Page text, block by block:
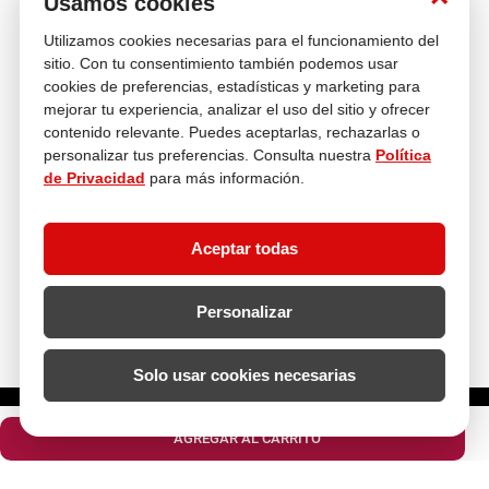
Utilizamos cookies necesarias para el funcionamiento del
sitio. Con tu consentimiento también podemos usar
cookies de preferencias, estadísticas y marketing para
mejorar tu experiencia, analizar el uso del sitio y ofrecer
contenido relevante. Puedes aceptarlas, rechazarlas o
personalizar tus preferencias. Consulta nuestra Política
de Privacidad para más información.
Aceptar todas
Personalizar
Solo usar cookies necesarias
AGREGAR AL CARRITO
telefónica
tranquilidad
Múltiples
Medios de pago
Devoluciones
Asesoría
En tus compras
¿Necesitas ayuda con tu compra?
hola@multitop.pe
Central Telefónica: 01 619 4444
Kimberly Garcia
kgarcia@multitop.pe
Av. Iquitos 670 - 699, La Victoria
L-S: 8:00 a.m. - 6:30 p.m.